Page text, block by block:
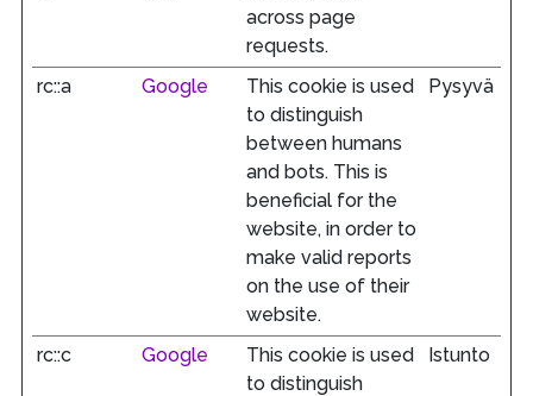
across page
requests.
rc::a Google
This cookie is used
to distinguish
between humans
and bots. This is
beneficial for the
website, in order to
make valid reports
on the use of their
website.
Pysyvä
rc::c Google
This cookie is used
to distinguish
Istunto